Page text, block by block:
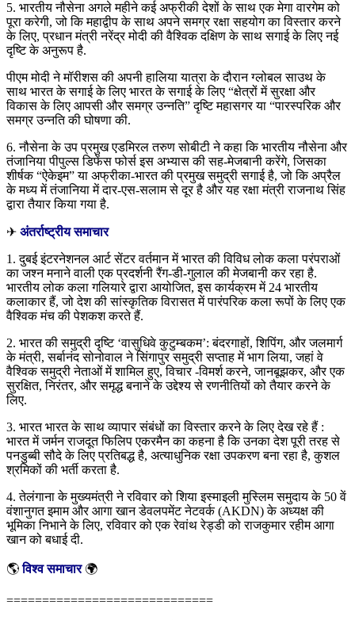
5. भारतीय नौसेना अगले महीने कई अफ्रीकी देशों के साथ एक मेगा वारगेम को
पूरा करेगी, जो कि महाद्वीप के साथ अपने समग्र रक्षा सहयोग का विस्तार करने
के लिए, प्रधान मंत्री नरेंद्र मोदी की वैश्विक दक्षिण के साथ सगाई के लिए नई
दृष्टि के अनुरूप है.
पीएम मोदी ने मॉरीशस की अपनी हालिया यात्रा के दौरान ग्लोबल साउथ के
साथ भारत के सगाई के लिए भारत के सगाई के लिए “क्षेत्रों में सुरक्षा और
विकास के लिए आपसी और समग्र उन्नति” दृष्टि महासगर या “पारस्परिक और
समग्र उन्नति की घोषणा की.
6. नौसेना के उप प्रमुख एडमिरल तरुण सोबीटी ने कहा कि भारतीय नौसेना और
तंजानिया पीपुल्स डिफेंस फोर्स इस अभ्यास की सह-मेजबानी करेंगे, जिसका
शीर्षक “ऐकेइम” या अफ्रीका-भारत की प्रमुख समुद्री सगाई है, जो कि अप्रैल
के मध्य में तंजानिया में दार-एस-सलाम से दूर है और यह रक्षा मंत्री राजनाथ सिंह
द्वारा तैयार किया गया है.
✈ अंतर्राष्ट्रीय समाचार
1. दुबई इंटरनेशनल आर्ट सेंटर वर्तमान में भारत की विविध लोक कला परंपराओं
का जश्न मनाने वाली एक प्रदर्शनी रैंग-डी-गुलाल की मेजबानी कर रहा है.
भारतीय लोक कला गलियारे द्वारा आयोजित, इस कार्यक्रम में 24 भारतीय
कलाकार हैं, जो देश की सांस्कृतिक विरासत में पारंपरिक कला रूपों के लिए एक
वैश्विक मंच की पेशकश करते हैं.
2. भारत की समुद्री दृष्टि ‘वासुधिवे कुटुम्बकम’: बंदरगाहों, शिपिंग, और जलमार्ग
के मंत्री, सर्बानंद सोनोवाल ने सिंगापुर समुद्री सप्ताह में भाग लिया, जहां वे
वैश्विक समुद्री नेताओं में शामिल हुए, विचार -विमर्श करने, जानबूझकर, और एक
सुरक्षित, निरंतर, और समृद्ध बनाने के उद्देश्य से रणनीतियों को तैयार करने के
लिए.
3. भारत भारत के साथ व्यापार संबंधों का विस्तार करने के लिए देख रहे हैं :
भारत में जर्मन राजदूत फिलिप एकरमैन का कहना है कि उनका देश पूरी तरह से
पनडुब्बी सौदे के लिए प्रतिबद्ध है, अत्याधुनिक रक्षा उपकरण बना रहा है, कुशल
श्रमिकों की भर्ती करता है.
4. तेलंगाना के मुख्यमंत्री ने रविवार को शिया इस्माइली मुस्लिम समुदाय के 50 वें
वंशानुगत इमाम और आगा खान डेवलपमेंट नेटवर्क (AKDN) के अध्यक्ष की
भूमिका निभाने के लिए, रविवार को एक रेवांथ रेड्डी को राजकुमार रहीम आगा
खान को बधाई दी.
🌎विश्व समाचार 🌍
=============================